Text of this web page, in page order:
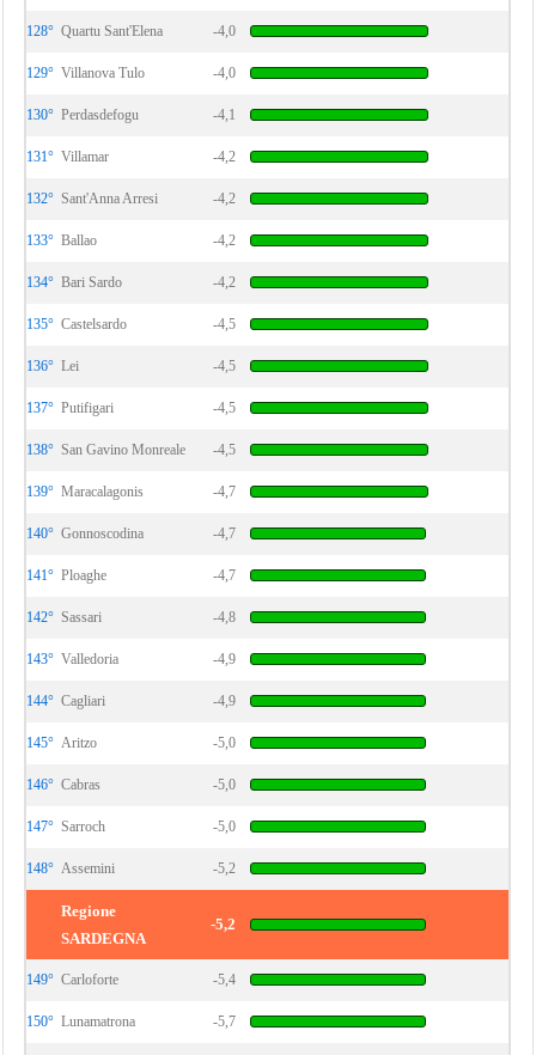
128° Quartu Sant'Elena -4,0
129° Villanova Tulo -4,0
130° Perdasdefogu -4,1
131° Villamar -4,2
132° Sant'Anna Arresi -4,2
133° Ballao -4,2
134° Bari Sardo -4,2
135° Castelsardo -4,5
136° Lei -4,5
137° Putifigari -4,5
138° San Gavino Monreale -4,5
139° Maracalagonis -4,7
140° Gonnoscodina -4,7
141° Ploaghe -4,7
142° Sassari -4,8
143° Valledoria -4,9
144° Cagliari -4,9
145° Aritzo -5,0
146° Cabras -5,0
147° Sarroch -5,0
148° Assemini -5,2
Regione
SARDEGNA
-5,2
149° Carloforte -5,4
150° Lunamatrona -5,7